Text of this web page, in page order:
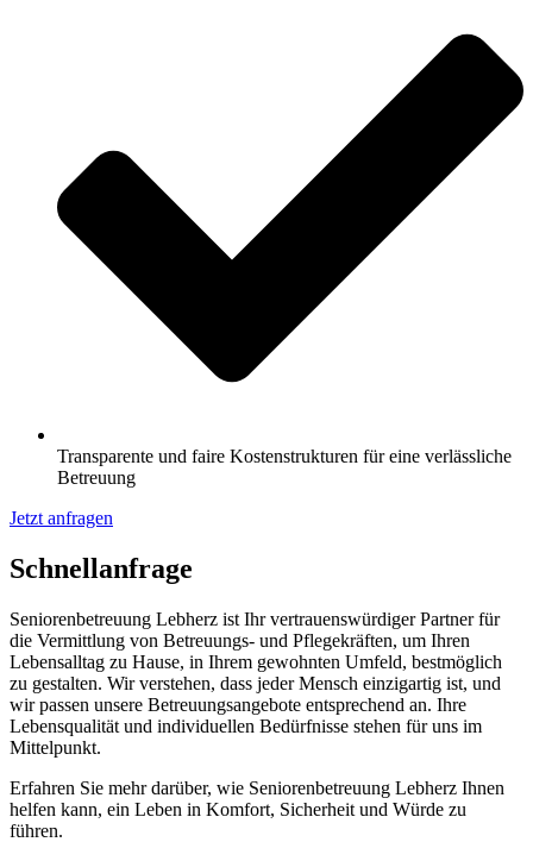
Transparente und faire Kostenstrukturen für eine verlässliche
Betreuung
Jetzt anfragen
Schnell­anfrage
Seniorenbetreuung Lebherz ist Ihr vertrauenswürdiger Partner für
die Vermittlung von Betreuungs- und Pflegekräften, um Ihren
Lebensalltag zu Hause, in Ihrem gewohnten Umfeld, bestmöglich
zu gestalten. Wir verstehen, dass jeder Mensch einzigartig ist, und
wir passen unsere Betreuungsangebote entsprechend an. Ihre
Lebensqualität und individuellen Bedürfnisse stehen für uns im
Mittelpunkt.
Erfahren Sie mehr darüber, wie Seniorenbetreuung Lebherz Ihnen
helfen kann, ein Leben in Komfort, Sicherheit und Würde zu
führen.